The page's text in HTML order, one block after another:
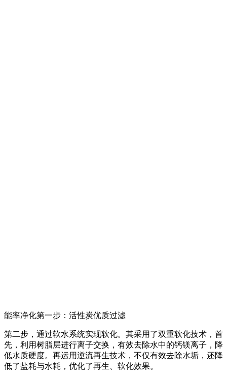
能率净化第一步：活性炭优质过滤
第二步，通过软水系统实现软化。其采用了双重软化技术，首
先，利用树脂层进行离子交换，有效去除水中的钙镁离子，降
低水质硬度。再运用逆流再生技术，不仅有效去除水垢，还降
低了盐耗与水耗，优化了再生、软化效果。